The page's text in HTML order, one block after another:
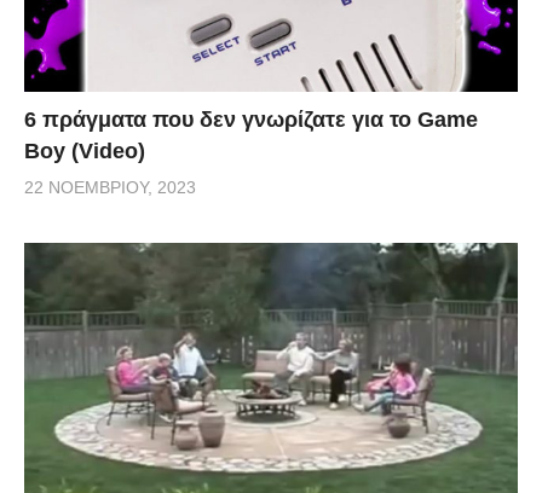
6 πράγματα που δεν γνωρίζατε για το Game
Boy (Video)
22 ΝΟΕΜΒΡΊΟΥ, 2023